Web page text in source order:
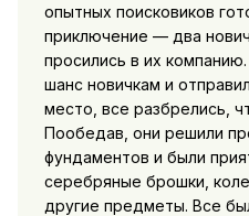
опытных поисковиков
приключение — два
просились в их
шанс новичкам и
место, все разбрелись,
Пообедав, они решили
фундаментов и были
серебряные брошки,
другие предметы. Все